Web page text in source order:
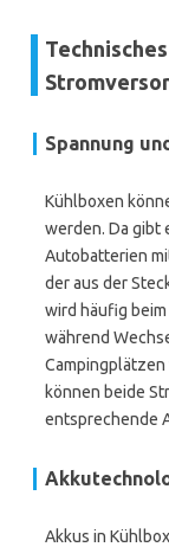
Spannung
Kühlboxen
werden. Da gibt
Autobatterien
der aus der
wird häufig
während
können beide
entsprechende
Akkus in